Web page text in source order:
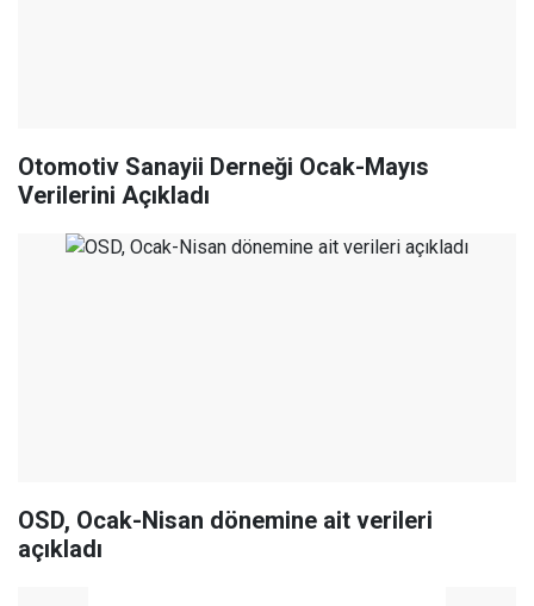
Otomotiv Sanayii Derneği Ocak-Mayıs
Verilerini Açıkladı
OSD, Ocak-Nisan dönemine ait verileri
açıkladı